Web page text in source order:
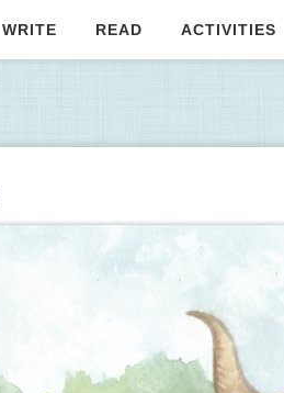
WRITE READ ACTIVITIES